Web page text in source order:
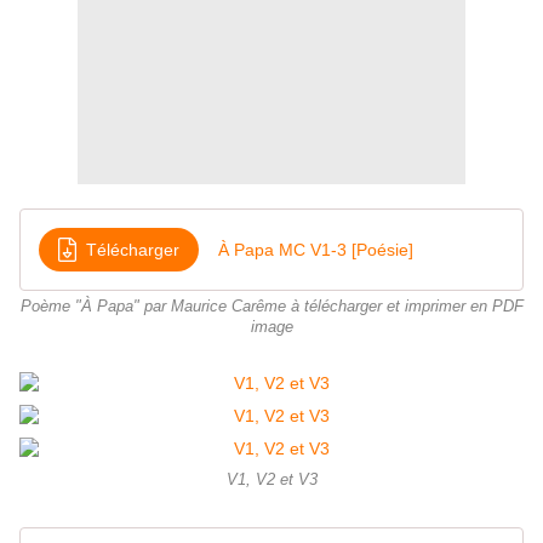
Télécharger À Papa MC V1-3 [Poésie]
Poème "À Papa" par Maurice Carême à télécharger et imprimer en PDF
image
V1, V2 et V3